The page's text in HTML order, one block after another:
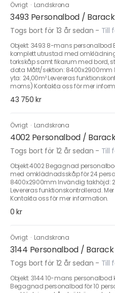
Övrigt · Landskrona
3493 Personalbod /
Togs bort för 13 år sedan - Till
Objekt: 3493 8-mans
komplett utrustad med
torkskåp samt fikarum med bord,
data Mått/sektion:
yta: 24,00m² Levereras
moms) Kontakta oss för mer
43 750 kr
Övrigt · Landskrona
4002 Personalbod /
Togs bort för 12 år sedan - Till
Objekt:4002 Begagnad
med omklädnadsskåp för 24
8400x2900mm Invändig takhöjd:
Levereras funktionskontrollerad.
Kontakta oss för mer information.
0 kr
Övrigt · Landskrona
3144 Personalbod /
Togs bort för 12 år sedan - Till
Objekt: 3144 10-mans
Begagnad personalbod för 10